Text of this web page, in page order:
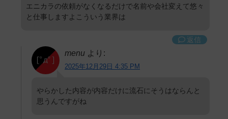
エニカラの依頼がなくなるだけで名前や会社変えて悠々
と仕事しますよこういう業界は
返信
menu より:
2025年12月29日 4:35 PM
やらかした内容が内容だけに流石にそうはならんと
思うんですがね